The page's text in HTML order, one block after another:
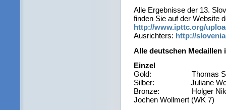
Alle Ergebnisse der 13.
finden Sie auf der Website
http://www.ipttc.org/
Ausrichters: http://
Alle deutschen Medaillen
Einzel
Gold: Thomas
Silber: Juliane Wolf
Bronze: Holger Nikelis
Jochen Wollmert (WK 7)